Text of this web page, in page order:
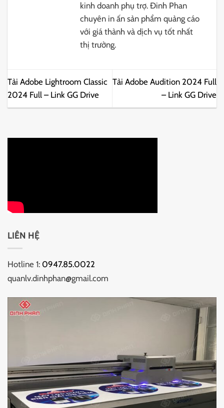
kinh doanh phụ trợ. Đinh Phan
chuyên in ấn sản phẩm quảng cáo
với giá thành và dịch vụ tốt nhất
thị trường.
Tải Adobe Lightroom Classic
2024 Full – Link GG Drive
Tải Adobe Audition 2024 Full
– Link GG Drive
LIÊN HỆ
Hotline 1: 0947.85.0022
quanlv.dinhphan@gmail.com